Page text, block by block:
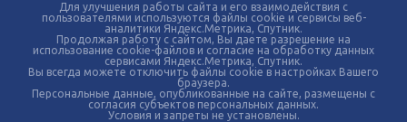
Для улучшения работы сайта и его взаимодействия с
пользователями используются файлы cookie и сервисы веб-
аналитики Яндекс.Метрика, Спутник.
Продолжая работу с сайтом, Вы даете разрешение на
использование cookie-файлов и согласие на обработку данных
сервисами Яндекс.Метрика, Спутник.
Вы всегда можете отключить файлы cookie в настройках Вашего
браузера.
Персональные данные, опубликованные на сайте, размещены с
согласия субъектов персональных данных.
Условия и запреты не установлены.